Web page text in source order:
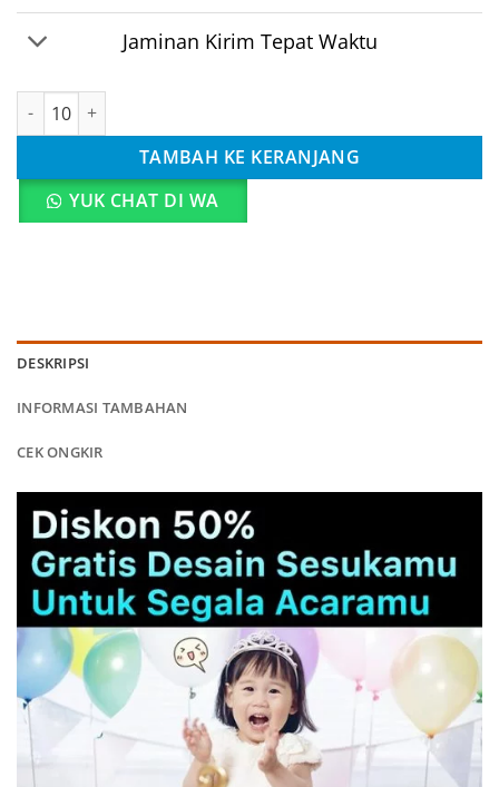
Jaminan Kirim Tepat Waktu
Kuantitas Tas Resleting Ulang Tahun Anak Captain
TAMBAH KE KERANJANG
YUK CHAT DI WA
DESKRIPSI
INFORMASI TAMBAHAN
CEK ONGKIR